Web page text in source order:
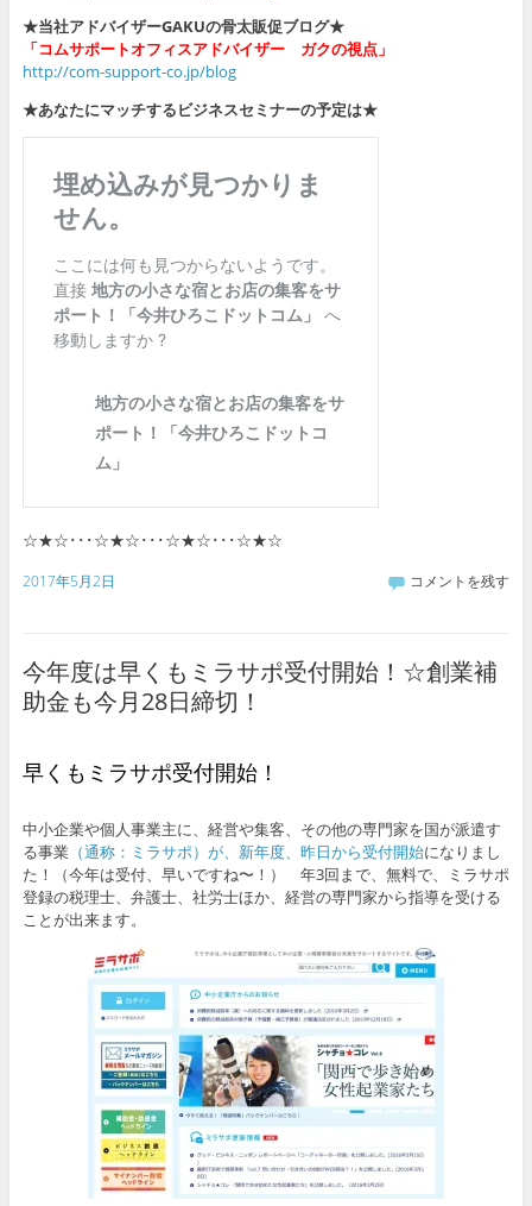
★当社アドバイザーGAKUの骨太販促ブログ★
「コムサポートオフィスアドバイザー ガクの視点」
http://com-support-co.jp/blog
★あなたにマッチするビジネスセミナーの予定は★
☆★☆･･･☆★☆･･･☆★☆･･･☆★☆
2017年5月2日 コメントを残す
今年度は早くもミラサポ受付開始！☆創業補
助金も今月28日締切！
早くもミラサポ受付開始！
中小企業や個人事業主に、経営や集客、その他の専門家を国が派遣す
る事業 （通称：ミラサポ）が、新年度、昨日から受付開始になりまし
た！（今年は受付、早いですね〜！） 年3回まで、無料で、ミラサポ
登録の税理士、弁護士、社労士ほか、経営の専門家から指導を受ける
ことが出来ます。